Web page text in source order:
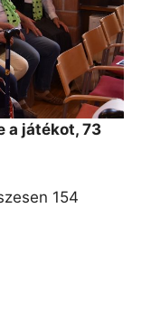
a játékot, 73
154